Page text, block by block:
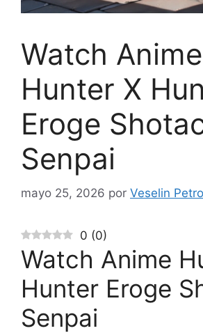
Watch Anime
Hunter X
Eroge
Senpai
mayo 25, 2026 por Veselin
0 (0)
Watch Anime
Hunter Eroge
Senpai